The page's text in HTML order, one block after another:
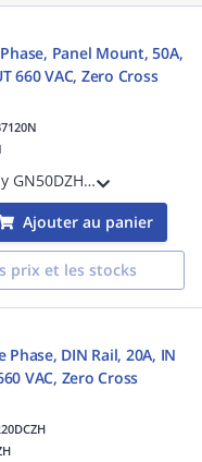
Panel Mount, 50A,
660 VAC, Zero Cross
Solid State Relay GN50DZH, GN Series, Single Phase, Panel Mount, 50A, Input Voltage 4-32 VDC, Output Voltage 660 VAC, Zero Cross, Input & Output Protection, IP20
Ajouter au panier
prix et les stocks
Phase, DIN Rail, 20A, IN
VAC, Zero Cross